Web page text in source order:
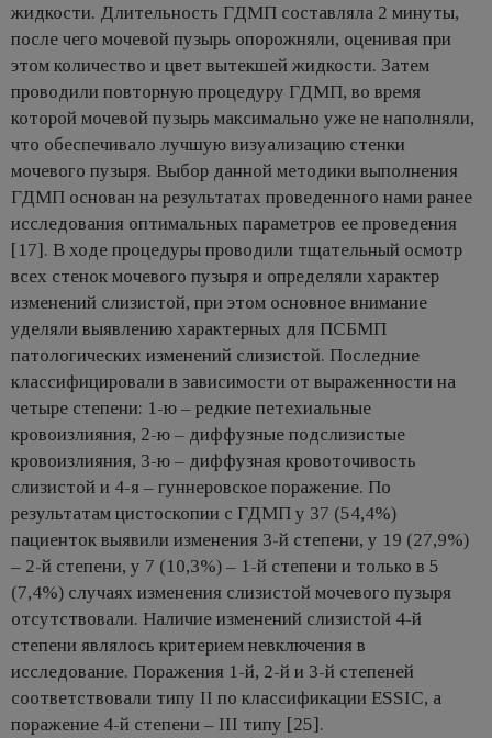
жидкости. Длительность ГДМП составляла 2 минуты,
после чего мочевой пузырь опорожняли, оценивая при
этом количество и цвет вытекшей жидкости. Затем
проводили повторную процедуру ГДМП, во время
которой мочевой пузырь максимально уже не наполняли,
что обеспечивало лучшую визуализацию стенки
мочевого пузыря. Выбор данной методики выполнения
ГДМП основан на результатах проведенного нами ранее
исследования оптимальных параметров ее проведения
[17]. В ходе процедуры проводили тщательный осмотр
всех стенок мочевого пузыря и определяли характер
изменений слизистой, при этом основное внимание
уделяли выявлению характерных для ПСБМП
патологических изменений слизистой. Последние
классифицировали в зависимости от выраженности на
четыре степени: 1-ю – редкие петехиальные
кровоизлияния, 2-ю – диффузные подслизистые
кровоизлияния, 3-ю – диффузная кровоточивость
слизистой и 4-я – гуннеровское поражение. По
результатам цистоскопии с ГДМП у 37 (54,4%)
пациенток выявили изменения 3-й степени, у 19 (27,9%)
– 2-й степени, у 7 (10,3%) – 1-й степени и только в 5
(7,4%) случаях изменения слизистой мочевого пузыря
отсутствовали. Наличие изменений слизистой 4-й
степени являлось критерием невключения в
исследование. Поражения 1-й, 2-й и 3-й степеней
соответствовали типу II по классификации ESSIC, а
поражение 4-й степени – III типу [25].